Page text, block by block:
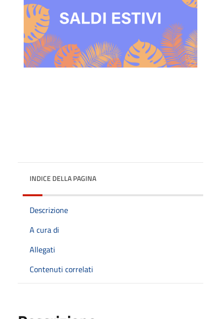
INDICE DELLA PAGINA
Descrizione
A cura di
Allegati
Contenuti correlati